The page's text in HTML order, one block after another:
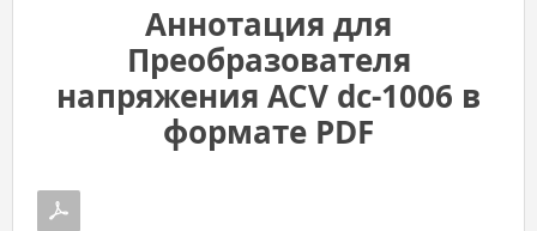
Аннотация для
Преобразователя
напряжения ACV dc-1006 в
формате PDF